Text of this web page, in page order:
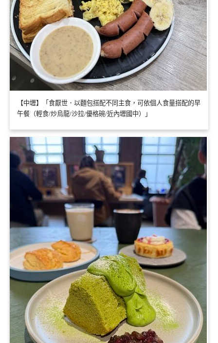
【中壢】「食厭世．以麵包搭配不同主食，可依個人食量搭配的早
午餐（輕食/炒烏龍/沙拉/優格碗/近內壢國中）」